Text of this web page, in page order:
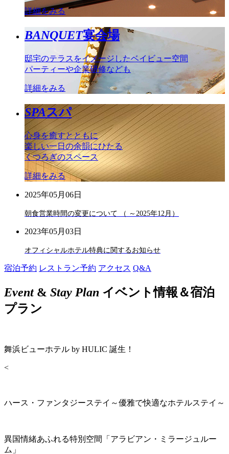
詳細をみる
BANQUET宴会場
邸宅のテラスをイメージしたベイビュー空間
パーティーや企業研修なども
詳細をみる
SPAスパ
心身を癒すとともに
楽しい一日の余韻にひたる
くつろぎのスペース
詳細をみる
2025年05月06日
朝食営業時間の変更について （ ～2025年12月）
2023年05月03日
オフィシャルホテル特典に関するお知らせ
宿泊予約 レストラン予約 アクセス Q&A
Event& Stay Plan イベント情報＆宿泊
プラン
舞浜ビューホテル by HULIC 誕生！
<
ハース・ファンタジーステイ～優雅で快適なホテルステイ～
異国情緒あふれる特別空間「アラビアン・ミラージュルー
ム」